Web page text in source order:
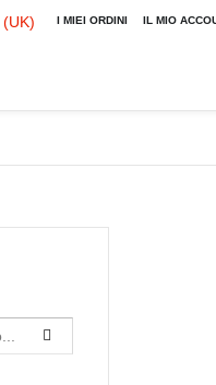
I MIEI ORDINI IL MIO